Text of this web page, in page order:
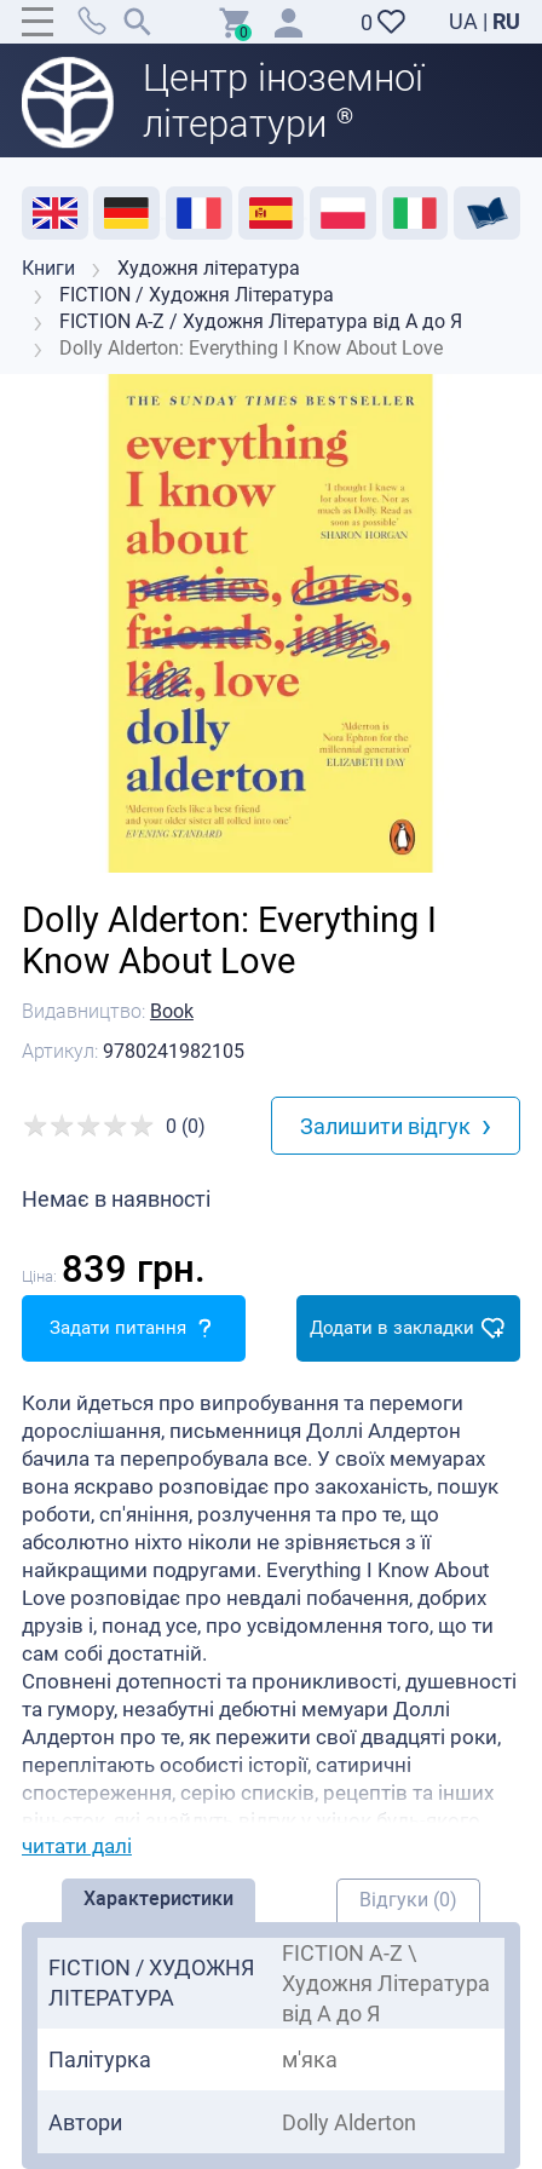
0 UA | RU
Центр іноземної
літератури ®
0
Акція Розпродаж Відгуки Підтримка викладачів
Книги
Художня література
FICTION / Художня Література
FICTION A-Z / Художня Література від А до Я
Dolly Alderton: Everything I Know About Love
Видавництво: Book
Артикул: 9780241982105
Dolly Alderton: Everything I
Know About Love
Немає в наявності
0 (0) Залишити відгук ›
Ціна: 839 грн.
Задати питання Додати в закладки
Коли йдеться про випробування та перемоги
дорослішання, письменниця Доллі Алдертон
бачила та перепробувала все. У своїх мемуарах
вона яскраво розповідає про закоханість, пошук
роботи, сп'яніння, розлучення та про те, що
абсолютно ніхто ніколи не зрівняється з її
найкращими подругами. Everything I Know About
Love розповідає про невдалі побачення, добрих
друзів і, понад усе, про усвідомлення того, що ти
сам собі достатній.
Сповнені дотепності та проникливості, душевності
та гумору, незабутні дебютні мемуари Доллі
Алдертон про те, як пережити свої двадцяті роки,
переплітають особисті історії, сатиричні
спостереження, серію списків, рецептів та інших
віньєток, які знайдуть відгук у жінок будь-якого
віку.
Ця книга — веселий та щирий погляд на безлад
дорослішання:
які завжди готові до смерті та допомагають
вам пережити невдалі побачення, жахливу
роботу та часи, коли ви забуваєте, що ви самі
Гумор, який можна зрозуміти: Дико кумедні та
вона напилася, як її покинули, та як вона все
це зрозуміла, змусять вас сміятися до
читати далі
Характеристики Відгуки (0)
FICTION / ХУДОЖНЯ
ЛІТЕРАТУРА
FICTION A-Z \
Художня Література
від А до Я
Палітурка
м'яка
Автори Dolly Alderton